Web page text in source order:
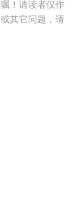
！请读者仅作
其它问题，请